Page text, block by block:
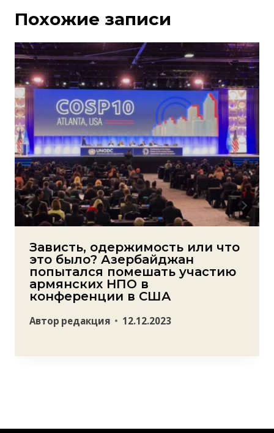
Похожие записи
Зависть, одержимость или что
это было? Азербайджан
попытался помешать участию
армянских НПО в
конференции в США
Автор редакция 12.12.2023